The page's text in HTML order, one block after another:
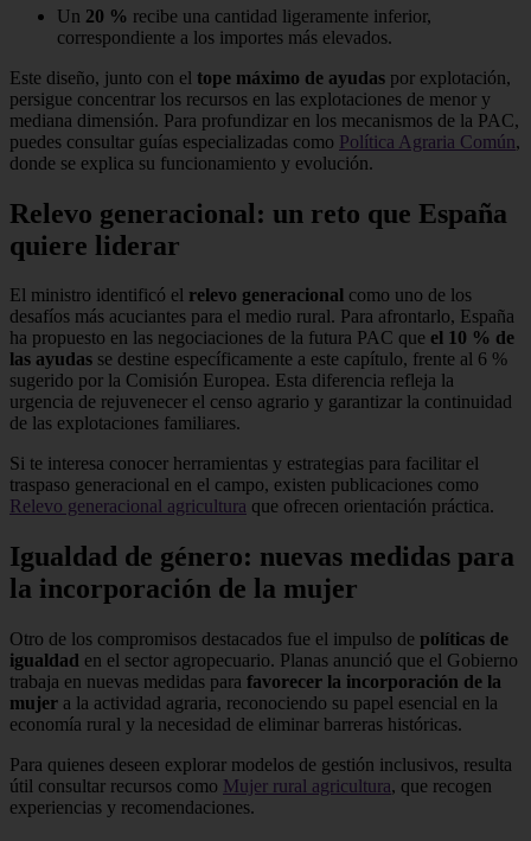
Un 20 % recibe una cantidad ligeramente inferior,
correspondiente a los importes más elevados.
Este diseño, junto con el tope máximo de ayudas por explotación,
persigue concentrar los recursos en las explotaciones de menor y
mediana dimensión. Para profundizar en los mecanismos de la PAC,
puedes consultar guías especializadas como Política Agraria Común,
donde se explica su funcionamiento y evolución.
Relevo generacional: un reto que España
quiere liderar
El ministro identificó el relevo generacional como uno de los
desafíos más acuciantes para el medio rural. Para afrontarlo, España
ha propuesto en las negociaciones de la futura PAC que el 10 % de
las ayudas se destine específicamente a este capítulo, frente al 6 %
sugerido por la Comisión Europea. Esta diferencia refleja la
urgencia de rejuvenecer el censo agrario y garantizar la continuidad
de las explotaciones familiares.
Si te interesa conocer herramientas y estrategias para facilitar el
traspaso generacional en el campo, existen publicaciones como
Relevo generacional agricultura que ofrecen orientación práctica.
Igualdad de género: nuevas medidas para
la incorporación de la mujer
Otro de los compromisos destacados fue el impulso de políticas de
igualdad en el sector agropecuario. Planas anunció que el Gobierno
trabaja en nuevas medidas para favorecer la incorporación de la
mujer a la actividad agraria, reconociendo su papel esencial en la
economía rural y la necesidad de eliminar barreras históricas.
Para quienes deseen explorar modelos de gestión inclusivos, resulta
útil consultar recursos como Mujer rural agricultura, que recogen
experiencias y recomendaciones.